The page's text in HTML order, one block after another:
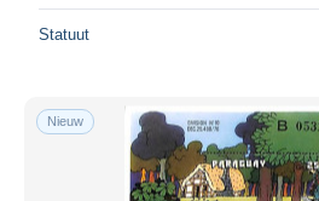
Statuut
Nieuw